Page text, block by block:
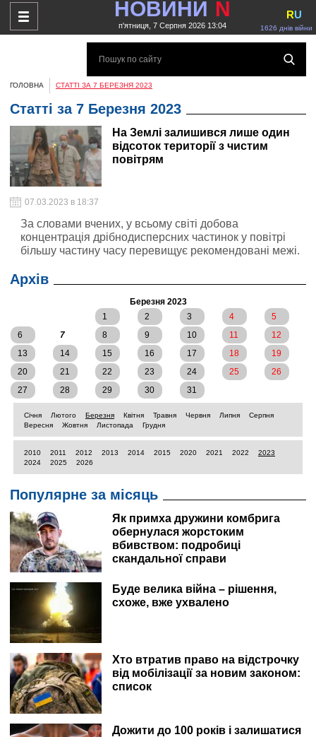
НОВИНИ N
п'ятниця, 7 Серпня 2026 13:04 1626 днів війни
RU
ГОЛОВНА СТАТТІ ЗА 7 БЕРЕЗНЯ 2023
Статті за 7 Березня 2023
На Землі залишився лише один
відсоток території з чистим
повітрям
07.03.2023 в 18:37
За словами вчених, у всьому світі добова
концентрація дрібнодисперсних частинок у повітрі
більшу частину часу перевищує рекомендовані межі.
Архів
Березня 2023
1
2 3 4
5
6
7 8 9 10 11
12
13
14 15 16 17 18
19
20
21 22 23 24 25
26
27
28 29 30 31
Січня Лютого Березня Квітня Травня Червня Липня
Серпня
Вересня
Жовтня Листопада Грудня
2010 2011 2012 2013 2014 2015 2020 2021 2022
2023
2024
2025 2026
Популярне за місяць
Як примха дружини комбрига
обернулася жорстоким
вбивством: подробиці
скандальної справи
Буде велика війна – рішення,
схоже, вже ухвалено
Хто втратив право на відстрочку
від мобілізації за новим законом:
список
Дожити до 100 років і залишатися